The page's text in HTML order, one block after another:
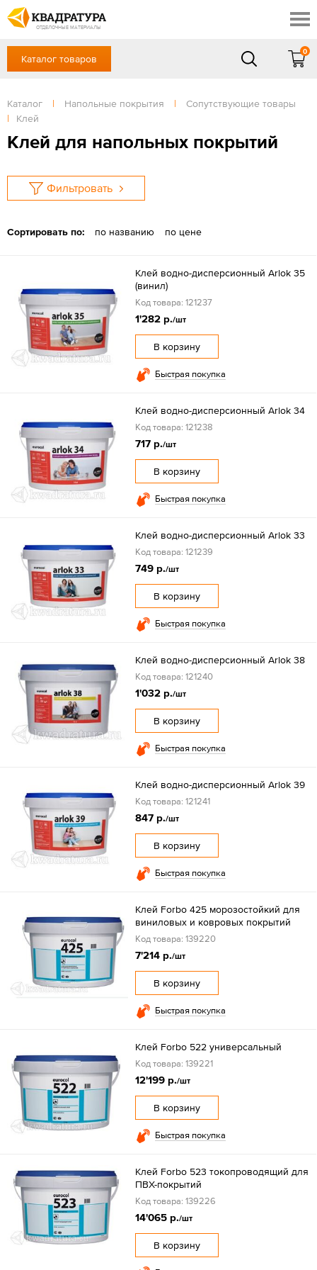
ОТДЕЛОЧНЫЕ МАТЕРИАЛЫ
Скидки
Акции
Готовые решения
Доставка и оплата
Отзывы
+7 (863) 309-13-16
Сб, Вс — выходной
ЗАКАЗАТЬ ЗВОНОК
Вход / Регистрация
Каталог товаров
0
Каталог | Напольные покрытия |
Сопутствующие товары
|
Клей
Клей для напольных покрытий
Фильтровать
Сортировать по: по названию по цене
Клей водно-дисперсионный Arlok 35
(винил)
Код товара: 121237
1'282 р./шт
В корзину
Быстрая покупка
Клей водно-дисперсионный Arlok 34
Код товара: 121238
717 р./шт
В корзину
Быстрая покупка
Клей водно-дисперсионный Arlok 33
Код товара: 121239
749 р./шт
В корзину
Быстрая покупка
Клей водно-дисперсионный Arlok 38
Код товара: 121240
1'032 р./шт
В корзину
Быстрая покупка
Клей водно-дисперсионный Arlok 39
Код товара: 121241
847 р./шт
В корзину
Быстрая покупка
Клей Forbo 425 морозостойкий для
виниловых и ковровых покрытий
Код товара: 139220
7'214 р./шт
В корзину
Быстрая покупка
Клей Forbo 522 универсальный
Код товара: 139221
12'199 р./шт
В корзину
Быстрая покупка
Клей Forbo 523 токопроводящий для
ПВХ-покрытий
Код товара: 139226
14'065 р./шт
В корзину